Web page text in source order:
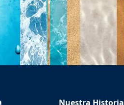
Nuestra Historia